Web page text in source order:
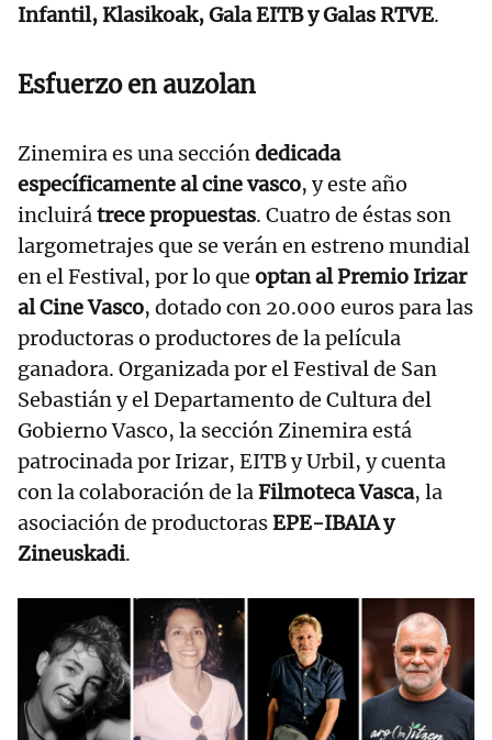
Infantil, Klasikoak, Gala EITB y Galas RTVE.
Esfuerzo en auzolan
Zinemira es una seccióndedicada
específicamente al cine vasco, y este año
incluirátrece propuestas. Cuatro de éstas son
largometrajes que se verán en estreno mundial
en el Festival, por lo que optan al Premio Irizar
al Cine Vasco, dotado con 20.000 euros para las
productoras o productores de la película
ganadora. Organizada por el Festival de San
Sebastián y el Departamento de Cultura del
Gobierno Vasco, la sección Zinemira está
patrocinada por Irizar, EITB y Urbil, y cuenta
con la colaboración de laFilmoteca Vasca, la
asociación de productorasEPE-IBAIA y
Zineuskadi.